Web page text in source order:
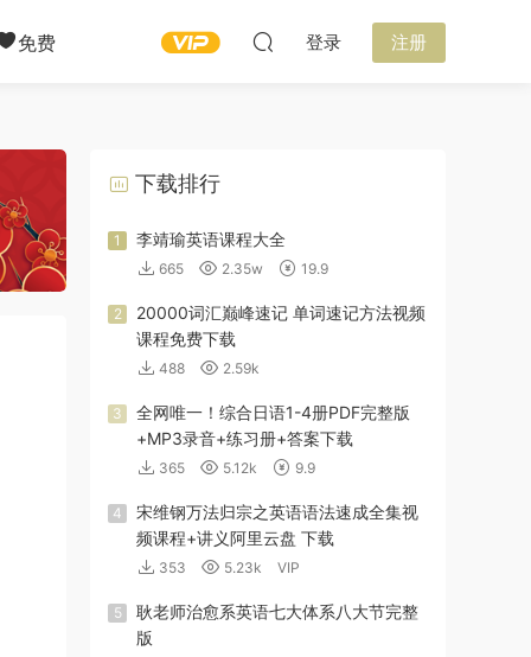
免费 登录 注册
下载排行
1 李靖瑜英语课程大全
665 2.35w 19.9
2
20000词汇巅峰速记 单词速记方法视频
课程免费下载
488 2.59k
3
全网唯一！综合日语1-4册PDF完整版
+MP3录音+练习册+答案下载
365 5.12k 9.9
4
宋维钢万法归宗之英语语法速成全集视
频课程+讲义阿里云盘 下载
353 5.23k VIP
5
耿老师治愈系英语七大体系八大节完整
版